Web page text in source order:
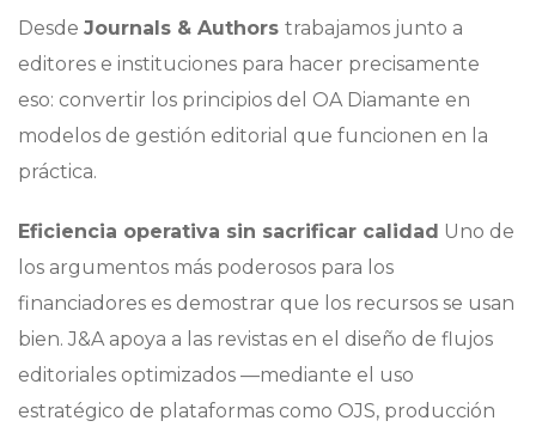
Desde Journals & Authors trabajamos junto a
editores e instituciones para hacer precisamente
eso: convertir los principios del OA Diamante en
modelos de gestión editorial que funcionen en la
práctica.
Eficiencia operativa sin sacrificar calidad Uno de
los argumentos más poderosos para los
financiadores es demostrar que los recursos se usan
bien. J&A apoya a las revistas en el diseño de flujos
editoriales optimizados —mediante el uso
estratégico de plataformas como OJS, producción